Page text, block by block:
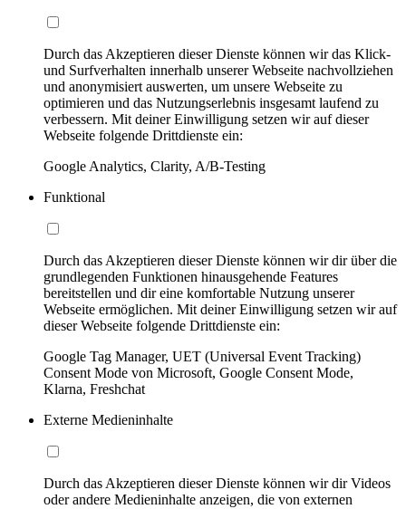
Durch das Akzeptieren dieser Dienste können wir das Klick-
und Surfverhalten innerhalb unserer Webseite nachvollziehen
und anonymisiert auswerten, um unsere Webseite zu
optimieren und das Nutzungserlebnis insgesamt laufend zu
verbessern. Mit deiner Einwilligung setzen wir auf dieser
Webseite folgende Drittdienste ein:
Google Analytics, Clarity, A/B-Testing
Funktional
Durch das Akzeptieren dieser Dienste können wir dir über die
grundlegenden Funktionen hinausgehende Features
bereitstellen und dir eine komfortable Nutzung unserer
Webseite ermöglichen. Mit deiner Einwilligung setzen wir auf
dieser Webseite folgende Drittdienste ein:
Google Tag Manager, UET (Universal Event Tracking)
Consent Mode von Microsoft, Google Consent Mode,
Klarna, Freshchat
Externe Medieninhalte
Durch das Akzeptieren dieser Dienste können wir dir Videos
oder andere Medieninhalte anzeigen, die von externen